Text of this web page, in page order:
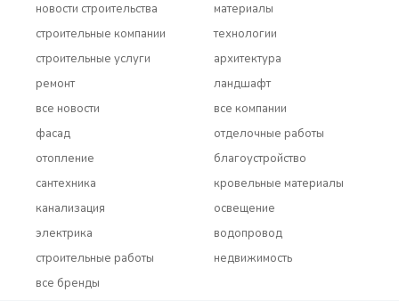
новости строительства
строительные компании
строительные услуги
ремонт
все новости
материалы
технологии
архитектура
ландшафт
все компании
фасад
отопление
сантехника
канализация
электрика
строительные работы
все бренды
отделочные работы
благоустройство
кровельные материалы
освещение
водопровод
недвижимость